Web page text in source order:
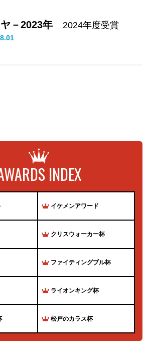
－2023年 2024年度受賞
INDEX
イケメンアワード
クリスウォーカー杯
ファイティングブル杯
ライオンキング杯
松戸のカラス杯